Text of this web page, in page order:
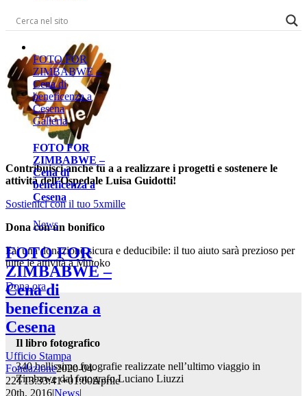
FOTO FOR
ZIMBABWE –
Cena di
beneficenza a
Cesena
Galleria
FOTO FOR
ZIMBABWE –
Cena di
beneficenza a
Cesena
News
FOTO FOR
ZIMBABWE –
Cena di
beneficenza a
Cesena
Ufficio Stampa
Fondazione2020-04-
22T13:33:41+01:00Aprile
20th, 2016|News|
Contribuisci anche tu a a realizzare i progetti e sostenere le
attività dell’Ospedale Luisa Guidotti!
Sostienici con il tuo 5xmille
Dona con un bonifico
Fai una donazione sicura e deducibile: il tuo aiuto sarà prezioso per
tutte le attività a Mutoko
Dona ora
Il libro fotografico
340 bellissime fotografie realizzate nell’ultimo viaggio in
Zimbawe dal fotografo Luciano Liuzzi